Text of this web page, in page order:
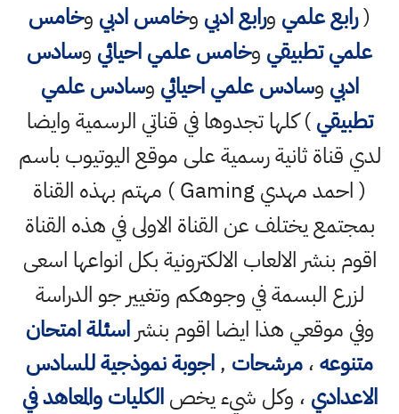
(رابع علمي ورابع ادبي وخامس ادبي وخامس
علمي تطبيقي وخامس علمي احيائي وسادس
ادبي وسادس علمي احيائي وسادس علمي
تطبيقي) كلها تجدوها في قناتي الرسمية وايضا
لدي قناة ثانية رسمية على موقع اليوتيوب باسم
( احمد مهدي Gaming ) مهتم بهذه القناة
بمجتمع يختلف عن القناة الاولى في هذه القناة
اقوم بنشر الالعاب الالكترونية بكل انواعها اسعى
لزرع البسمة في وجوهكم وتغيير جو الدراسة
وفي موقعي هذا ايضا اقوم بنشراسئلة امتحان
متنوعه،مرشحات ,اجوبة نموذجية للسادس
الاعدادي ، وكل شيء يخصالكليات والمعاهد في